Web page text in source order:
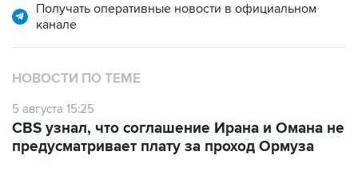
Получать оперативные новости в официальном
канале
НОВОСТИ ПО ТЕМЕ
5 августа 15:25
CBS узнал, что соглашение Ирана и Омана не
предусматривает плату за проход Ормуза